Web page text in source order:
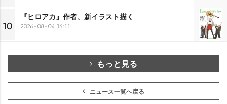
10
『ヒロアカ』作者、新イラスト描く
2026-08-04 16:11
もっと見る
ニュース一覧へ戻る